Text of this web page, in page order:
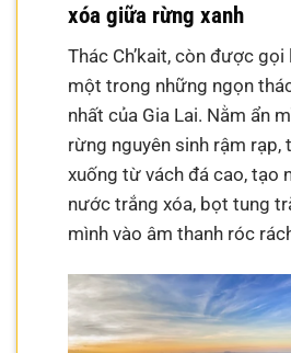
xóa giữa rừng xanh
Thác Ch’kait, còn được
một trong những ngọn
nhất của Gia Lai. Nằm ẩn
rừng nguyên sinh rậm rạp,
xuống từ vách đá cao, tạo
nước trắng xóa, bọt tung
mình vào âm thanh róc